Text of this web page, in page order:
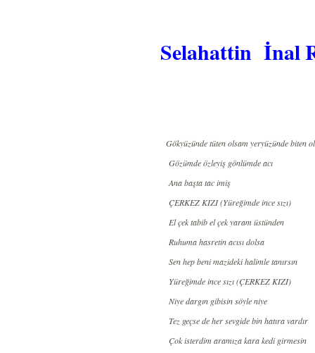
Selahattin İnal
Gökyüzünde tüten olsam yeryüzünde biten
Gözümde özleyiş gönlümde acı
Ana başta tac imiş
ÇERKEZ KIZI (Yüreğimde ince sızı)
El çek tabib el çek yaram üstünden
Ruhuma hasretin acısı dolsa
Sen hep beni mazideki halimle tanırsın
Yüreğimde ince sızı (ÇERKEZ KIZI)
Niye dargın gibisin söyle niye
Tez geçse de her sevgide bin hatıra vardır
Çok isterdim aramıza kara kedi girmesin